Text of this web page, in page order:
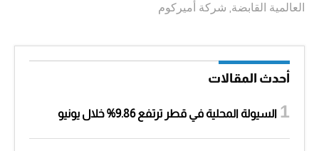
العالمية القابضة, شركة أميركوم
أحدث المقالات
السيولة المحلية في قطر ترتفع 9.86% خلال يونيو